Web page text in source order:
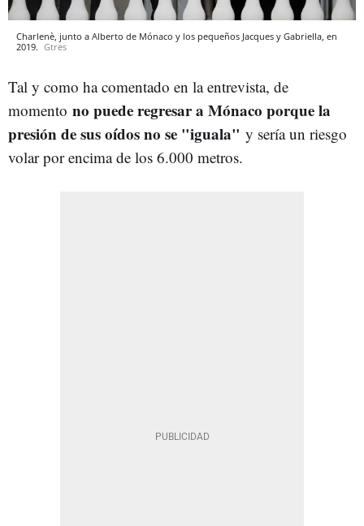
Charlenè, junto a Alberto de Mónaco y los pequeños Jacques y Gabriella, en
2019. Gtres
Tal y como ha comentado en la entrevista, de
momento no puede regresar a Mónaco porque la
presión de sus oídos no se "iguala" y sería un riesgo
volar por encima de los 6.000 metros.